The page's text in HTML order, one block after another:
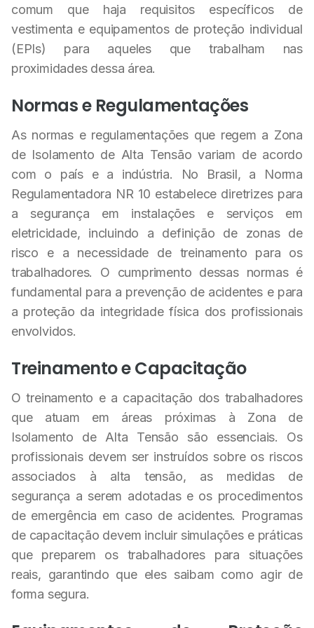
comum que haja requisitos específicos de
vestimenta e equipamentos de proteção individual
(EPIs) para aqueles que trabalham nas
proximidades dessa área.
Normas e Regulamentações
As normas e regulamentações que regem a Zona
de Isolamento de Alta Tensão variam de acordo
com o país e a indústria. No Brasil, a Norma
Regulamentadora NR 10 estabelece diretrizes para
a segurança em instalações e serviços em
eletricidade, incluindo a definição de zonas de
risco e a necessidade de treinamento para os
trabalhadores. O cumprimento dessas normas é
fundamental para a prevenção de acidentes e para
a proteção da integridade física dos profissionais
envolvidos.
Treinamento e Capacitação
O treinamento e a capacitação dos trabalhadores
que atuam em áreas próximas à Zona de
Isolamento de Alta Tensão são essenciais. Os
profissionais devem ser instruídos sobre os riscos
associados à alta tensão, as medidas de
segurança a serem adotadas e os procedimentos
de emergência em caso de acidentes. Programas
de capacitação devem incluir simulações e práticas
que preparem os trabalhadores para situações
reais, garantindo que eles saibam como agir de
forma segura.